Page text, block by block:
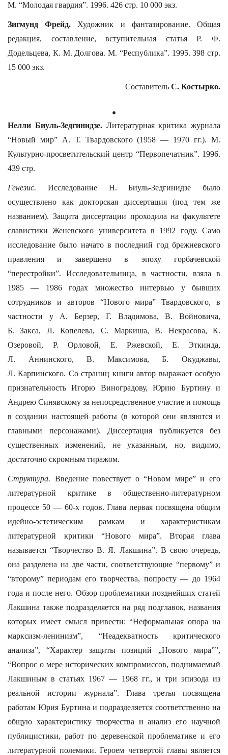
М. “Молодая гвардия”. 1996. 426 стр. 10 000 экз.
Зигмунд Фрейд. Художник и фантазирование. Общая
редакция, составление, вступительная статья Р. Ф.
Додельцева, К. М. Долгова. М. “Республика”. 1995. 398 стр.
15 000 экз.
Составитель С. Костырко.
.
Нелли Биуль-Зедгинидзе.Литературная критика журнала
“Новый мир” А. Т. Твардовского (1958 — 1970 гг.). М.
Культурно-просветительский центр “Первопечатник”. 1996.
439 стр.
Генезис. Исследование Н. Биуль-Зедгинидзе было
осуществлено как докторская диссертация (под тем же
названием). Защита диссертации проходила на факультете
славистики Женевского университета в 1992 году. Само
исследование было начато в последний год брежневского
правления и завершено в эпоху горбачевской
“перестройки”. Исследовательница, в частности, взяла в
1985 — 1986 годах множество интервью у бывших
сотрудников и авторов “Нового мира” Твардовского, в
частности у А. Берзер, Г. Владимова, В. Войновича,
Б. Закса, Л. Копелева, С. Маркиша, В. Некрасова, К.
Озеровой, Р. Орловой, Е. Ржевской, Е. Эткинда,
Л. Аннинского, В. Максимова, Б. Окуджавы,
Л. Карпинского. Со страниц книги автор выражает особую
признательность Игорю Виноградову, Юрию Буртину и
Андрею Синявскому за непосредственное участие и помощь
в создании настоящей работы (в которой они являются и
главными персонажами). Диссертация публикуется без
существенных изменений, не указанным, но, видимо,
достаточно скромным тиражом.
Структура. Введение повествует о “Новом мире” и его
литературной критике в общественно-литературном
процессе 50 — 60-х годов. Глава первая посвящена общим
идейно-эстетическим рамкам и характеристикам
литературной критики “Нового мира”. Вторая глава
называется “Творчество В. Я. Лакшина”. В свою очередь,
она разделена на две части, соответствующие “первому” и
“второму” периодам его творчества, попросту — до 1964
года и после него. Обзор проблематики позднейших статей
Лакшина также подразделяется на ряд подглавок, названия
которых имеет смысл привести: “Неформальная опора на
марксизм-ленинизм”, “Неадекватность критического
анализа”, “Характер защиты позиций „Нового мира””,
“Вопрос о мере исторических компромиссов, поднимаемый
Лакшиным в статьях 1967 — 1968 гг., и три эпизода из
реальной истории журнала”. Глава третья посвящена
работам Юрия Буртина и подразделяется соответственно на
общую характеристику творчества и анализ его научной
публицистики, работ по деревенской проблематике и его
литературной полемики. Героем четвертой главы является